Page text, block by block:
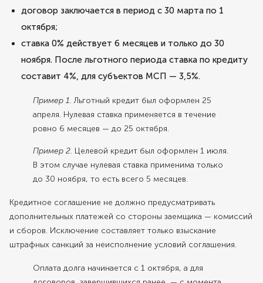
договор заключается в период с 30 марта по 1
октября;
ставка 0% действует 6 месяцев и только до 30
ноября. После льготного периода ставка по кредиту
составит 4%, для субъектов МСП — 3,5%.
Пример 1. Льготный кредит был оформлен 25
апреля. Нулевая ставка применяется в течение
ровно 6 месяцев — до 25 октября.
Пример 2. Целевой кредит был оформлен 1 июля.
В этом случае нулевая ставка применима только
до 30 ноября, то есть всего 5 месяцев.
Кредитное соглашение не должно предусматривать
дополнительных платежей со стороны заемщика — комиссий
и сборов. Исключение составляет только взыскание
штрафных санкций за неисполнение условий соглашения.
Оплата долга начинается с 1 октября, а для